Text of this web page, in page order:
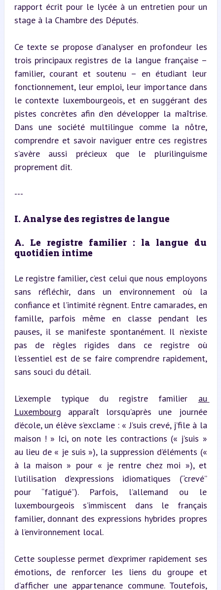
rapport écrit pour le lycée à un entretien pour un
stage à la Chambre des Députés.
Ce texte se propose d’analyser en profondeur les
trois principaux registres de la langue française –
familier, courant et soutenu – en étudiant leur
fonctionnement, leur emploi, leur importance dans
le contexte luxembourgeois, et en suggérant des
pistes concrètes afin d’en développer la maîtrise.
Dans une société multilingue comme la nôtre,
comprendre et savoir naviguer entre ces registres
s’avère aussi précieux que le plurilinguisme
proprement dit.
---
I. Analyse des registres de langue
A. Le registre familier : la langue du
quotidien intime
Le registre familier, c’est celui que nous employons
sans réfléchir, dans un environnement où la
confiance et l’intimité règnent. Entre camarades, en
famille, parfois même en classe pendant les
pauses, il se manifeste spontanément. Il n’existe
pas de règles rigides dans ce registre où
l'essentiel est de se faire comprendre rapidement,
sans souci du détail.
L’exemple typique du registre familier au
Luxembourg apparaît lorsqu’après une journée
d’école, un élève s’exclame : « J’suis crevé, j’file à la
maison ! » Ici, on note les contractions (« j’suis »
au lieu de « je suis »), la suppression d’éléments («
à la maison » pour « je rentre chez moi »), et
l’utilisation d’expressions idiomatiques (“crevé”
pour “fatigué”). Parfois, l’allemand ou le
luxembourgeois s’immiscent dans le français
familier, donnant des expressions hybrides propres
à l’environnement local.
Cette souplesse permet d’exprimer rapidement ses
émotions, de renforcer les liens du groupe et
d’afficher une appartenance commune. Toutefois,